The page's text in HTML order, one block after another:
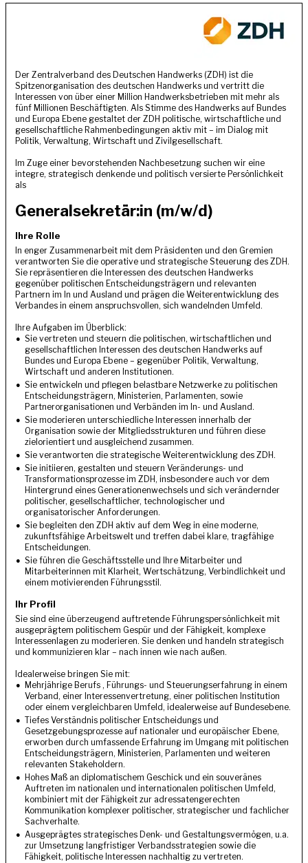
Der Zentralverband des Deutschen Handwerks (ZDH) ist die
Spitzenorganisation des deutschen Handwerks und vertritt die
Interessen von über einer Million Handwerksbetrieben mit mehr als
fünf Millionen Beschäftigten. Als Stimme des Handwerks auf Bundes
und Europa Ebene gestaltet der ZDH politische, wirtschaftliche und
gesellschaftliche Rahmenbedingungen aktiv mit – im Dialog mit
Politik, Verwaltung, Wirtschaft und Zivilgesellschaft.
Im Zuge einer bevorstehenden Nachbesetzung suchen wir eine
integre, strategisch denkende und politisch versierte Persönlichkeit
als
Generalsekretär:in (m/w/d)
Ihre Rolle
In enger Zusammenarbeit mit dem Präsidenten und den Gremien
verantworten Sie die operative und strategische Steuerung des ZDH.
Sie repräsentieren die Interessen des deutschen Handwerks
gegenüber politischen Entscheidungsträgern und relevanten
Partnern im In und Ausland und prägen die Weiterentwicklung des
Verbandes in einem anspruchsvollen, sich wandelnden Umfeld.
Ihre Aufgaben im Überblick:
Sie vertreten und steuern die politischen, wirtschaftlichen und
gesellschaftlichen Interessen des deutschen Handwerks auf
Bundes und Europa Ebene – gegenüber Politik, Verwaltung,
Wirtschaft und anderen Institutionen.
Sie entwickeln und pflegen belastbare Netzwerke zu politischen
Entscheidungsträgern, Ministerien, Parlamenten, sowie
Partnerorganisationen und Verbänden im In- und Ausland.
Sie moderieren unterschiedliche Interessen innerhalb der
Organisation sowie der Mitgliedsstrukturen und führen diese
zielorientiert und ausgleichend zusammen.
Sie verantworten die strategische Weiterentwicklung des ZDH.
Sie initiieren, gestalten und steuern Veränderungs- und
Transformationsprozesse im ZDH, insbesondere auch vor dem
Hintergrund eines Generationenwechsels und sich verändernder
politischer, gesellschaftlicher, technologischer und
organisatorischer Anforderungen.
Sie begleiten den ZDH aktiv auf dem Weg in eine moderne,
zukunftsfähige Arbeitswelt und treffen dabei klare, tragfähige
Entscheidungen.
Sie führen die Geschäftsstelle und Ihre Mitarbeiter und
Mitarbeiterinnen mit Klarheit, Wertschätzung, Verbindlichkeit und
einem motivierenden Führungsstil.
Ihr Profil
Sie sind eine überzeugend auftretende Führungspersönlichkeit mit
ausgeprägtem politischem Gespür und der Fähigkeit, komplexe
Interessenlagen zu moderieren. Sie denken und handeln strategisch
und kommunizieren klar – nach innen wie nach außen.
Idealerweise bringen Sie mit:
Mehrjährige Berufs , Führungs- und Steuerungserfahrung in einem
Verband, einer Interessenvertretung, einer politischen Institution
oder einem vergleichbaren Umfeld, idealerweise auf Bundesebene.
Tiefes Verständnis politischer Entscheidungs und
Gesetzgebungsprozesse auf nationaler und europäischer Ebene,
erworben durch umfassende Erfahrung im Umgang mit politischen
Entscheidungsträgern, Ministerien, Parlamenten und weiteren
relevanten Stakeholdern.
Hohes Maß an diplomatischem Geschick und ein souveränes
Auftreten im nationalen und internationalen politischen Umfeld,
kombiniert mit der Fähigkeit zur adressatengerechten
Kommunikation komplexer politischer, strategischer und fachlicher
Sachverhalte.
Ausgeprägtes strategisches Denk- und Gestaltungsvermögen, u.a.
zur Umsetzung langfristiger Verbandsstrategien sowie die
Fähigkeit, politische Interessen nachhaltig zu vertreten.